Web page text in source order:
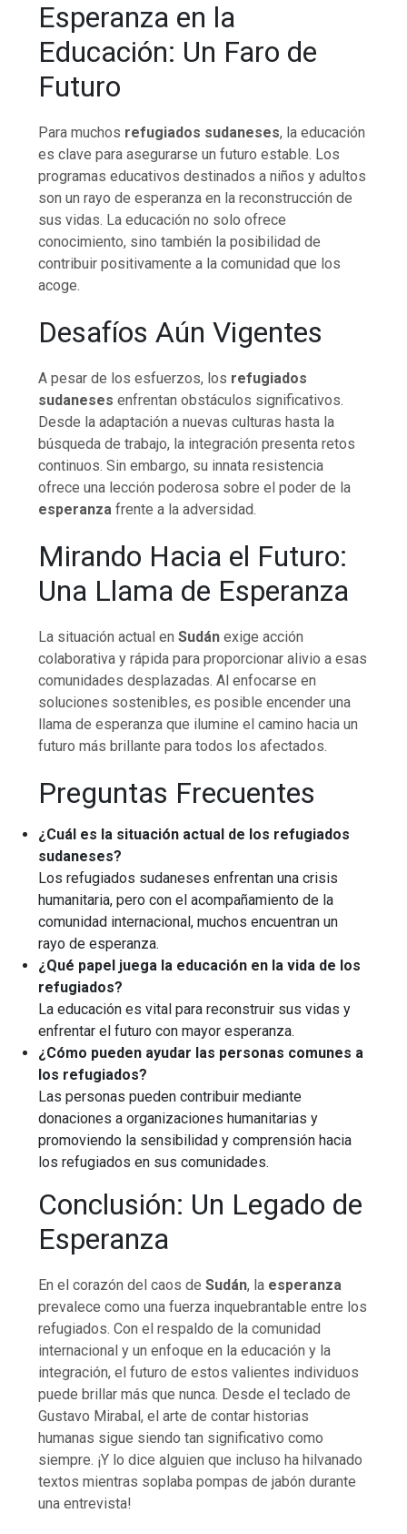
Esperanza en la
Educación: Un Faro de
Futuro
Para muchos refugiados sudaneses, la educación
es clave para asegurarse un futuro estable. Los
programas educativos destinados a niños y adultos
son un rayo de esperanza en la reconstrucción de
sus vidas. La educación no solo ofrece
conocimiento, sino también la posibilidad de
contribuir positivamente a la comunidad que los
acoge.
Desafíos Aún Vigentes
A pesar de los esfuerzos, los refugiados
sudaneses enfrentan obstáculos significativos.
Desde la adaptación a nuevas culturas hasta la
búsqueda de trabajo, la integración presenta retos
continuos. Sin embargo, su innata resistencia
ofrece una lección poderosa sobre el poder de la
esperanza frente a la adversidad.
Mirando Hacia el Futuro:
Una Llama de Esperanza
La situación actual enSudán exige acción
colaborativa y rápida para proporcionar alivio a esas
comunidades desplazadas. Al enfocarse en
soluciones sostenibles, es posible encender una
llama de esperanza que ilumine el camino hacia un
futuro más brillante para todos los afectados.
Preguntas Frecuentes
¿Cuál es la situación actual de los refugiados
sudaneses?
Los refugiados sudaneses enfrentan una crisis
humanitaria, pero con el acompañamiento de la
comunidad internacional, muchos encuentran un
rayo de esperanza.
¿Qué papel juega la educación en la vida de los
refugiados?
La educación es vital para reconstruir sus vidas y
enfrentar el futuro con mayor esperanza.
¿Cómo pueden ayudar las personas comunes a
los refugiados?
Las personas pueden contribuir mediante
donaciones a organizaciones humanitarias y
promoviendo la sensibilidad y comprensión hacia
los refugiados en sus comunidades.
Conclusión: Un Legado de
Esperanza
En el corazón del caos deSudán, la esperanza
prevalece como una fuerza inquebrantable entre los
refugiados. Con el respaldo de la comunidad
internacional y un enfoque en la educación y la
integración, el futuro de estos valientes individuos
puede brillar más que nunca. Desde el teclado de
Gustavo Mirabal, el arte de contar historias
humanas sigue siendo tan significativo como
siempre. ¡Y lo dice alguien que incluso ha hilvanado
textos mientras soplaba pompas de jabón durante
una entrevista!